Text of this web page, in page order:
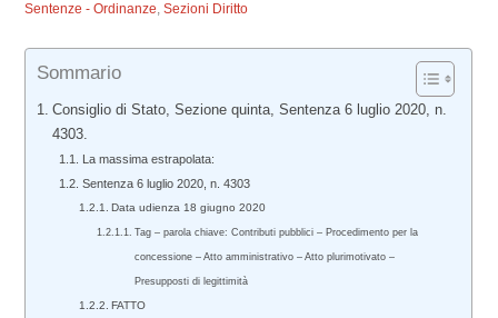
Sentenze - Ordinanze,Sezioni Diritto
Sommario
Consiglio di Stato, Sezione quinta, Sentenza 6 luglio 2020, n.
4303.
La massima estrapolata:
Sentenza 6 luglio 2020, n. 4303
Data udienza 18 giugno 2020
Tag – parola chiave: Contributi pubblici – Procedimento per la
concessione – Atto amministrativo – Atto plurimotivato –
Presupposti di legittimità
FATTO